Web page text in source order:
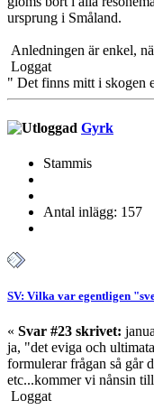
ursprung i Småland.
Anledningen är enkel,
Loggat
" Det finns mitt i skogen
Gyrk
Stammis
Antal inlägg: 157
SV: Vilka var egentligen
« Svar #23 skrivet:
ja, "det eviga och
formulerar frågan så går
etc...kommer vi nånsin
Loggat